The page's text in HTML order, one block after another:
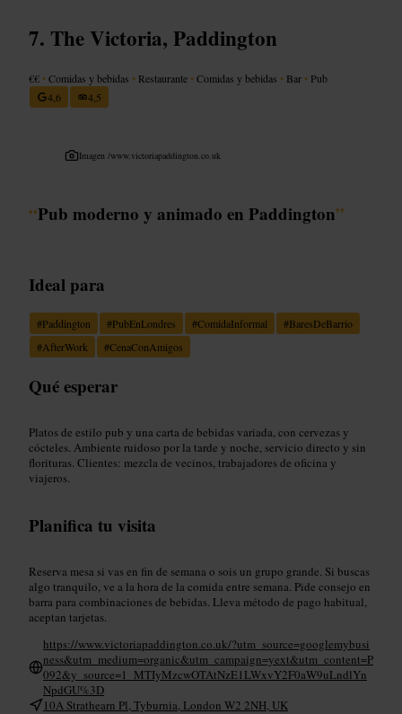
The Victoria, Paddington
€€ •Comidas y bebidas • Restaurante •Comidas y bebidas • Bar • Pub
4,6
4,5
Imagen /www.victoriapaddington.co.uk
“Pub moderno y animado en Paddington”
Ideal para
#Paddington #PubEnLondres #ComidaInformal #BaresDeBarrio
#AfterWork #CenaConAmigos
Qué esperar
Platos de estilo pub y una carta de bebidas variada, con cervezas y
cócteles. Ambiente ruidoso por la tarde y noche, servicio directo y sin
florituras. Clientes: mezcla de vecinos, trabajadores de oficina y
viajeros.
Planifica tu visita
Reserva mesa si vas en fin de semana o sois un grupo grande. Si buscas
algo tranquilo, ve a la hora de la comida entre semana. Pide consejo en
barra para combinaciones de bebidas. Lleva método de pago habitual,
aceptan tarjetas.
https://www.victoriapaddington.co.uk/?utm_source=googlemybusi
ness&utm_medium=organic&utm_campaign=yext&utm_content=P
092&y_source=1_MTIyMzcwOTAtNzE1LWxvY2F0aW9uLndlYn
NpdGU%3D
10A Strathearn Pl, Tyburnia, London W2 2NH, UK